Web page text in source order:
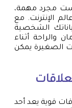
مجرد مهمة،
الإنترنت. مع
الشخصية
والراحة أثناء
الصغيرة يمكن
قوية يعد أحد